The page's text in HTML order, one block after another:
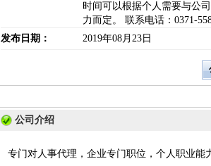
时间可以根据个人需要与公
力而定。 联系电话：0371-
发布日期：
2019年08月23日
公司介绍
专门对人事代理，企业专门职位，个人职业能